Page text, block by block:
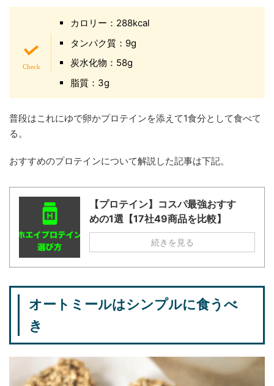
カロリー：288kcal
タンパク質：9g
炭水化物：58g
脂質：3g
普段はこれにゆで卵かプロテインを添えて1食分として食べて
る。
おすすめのプロテインについて解説した記事は下記。
【プロテイン】コスパ最強おすす
めの1選【17社49商品を比較】
続きを見る
オートミールはシンプルに食うべ
き